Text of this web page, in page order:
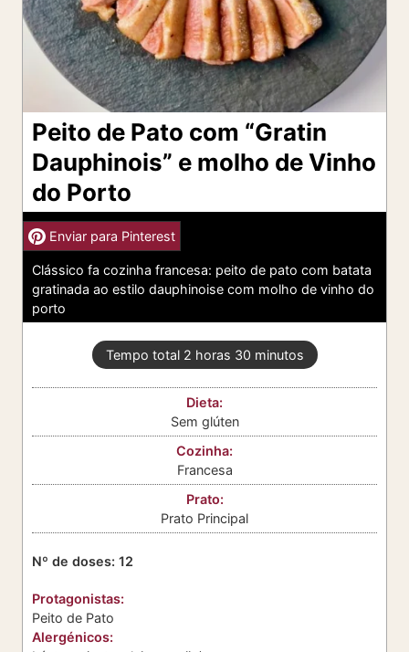
Peito de Pato com “Gratin
Dauphinois” e molho de Vinho
do Porto
Enviar para Pinterest
Clássico fa cozinha francesa: peito de pato com batata
gratinada ao estilo dauphinoise com molho de vinho do
porto
Tempo total 2h
o
r
a
s
horas 30m
i
n
minutos
Dieta:
Sem glúten
Cozinha:
Francesa
Prato:
Prato Principal
Nº de doses: 12
Protagonistas:
Peito de Pato
Alergénicos: